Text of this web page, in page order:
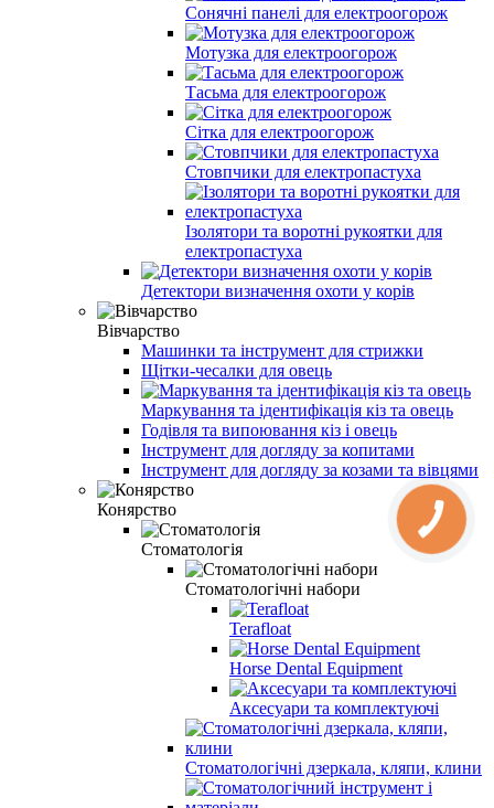
Сонячні панелі для електроогорож
Мотузка для електроогорож
Тасьма для електроогорож
Сітка для електроогорож
Стовпчики для електропастуха
Ізолятори та воротні рукоятки для
електропастуха
Детектори визначення охоти у корів
Вівчарство
Машинки та інструмент для стрижки
Щітки-чесалки для овець
Маркування та ідентифікація кіз та овець
Годівля та випоювання кіз і овець
Інструмент для догляду за копитами
Інструмент для догляду за козами та вівцями
Конярство
Стоматологія
Стоматологічні набори
Terafloat
Horse Dental Equipment
Аксесуари та комплектуючі
Стоматологічні дзеркала, кляпи, клини